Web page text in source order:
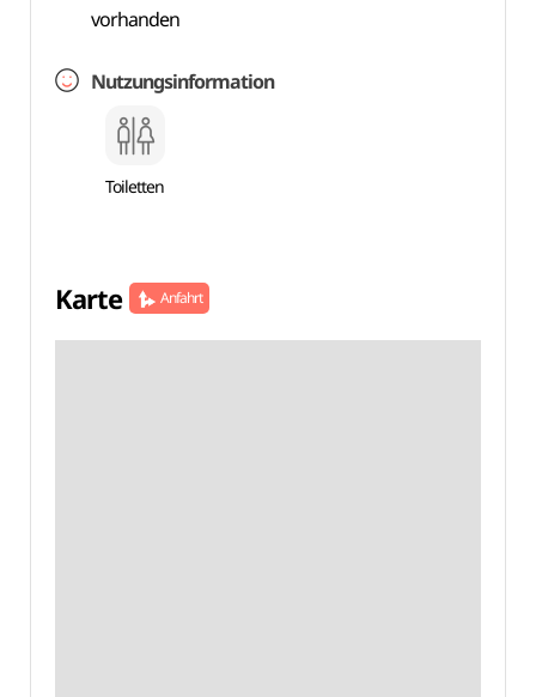
vorhanden
Nutzungsinformation
Toiletten
Karte Anfahrt